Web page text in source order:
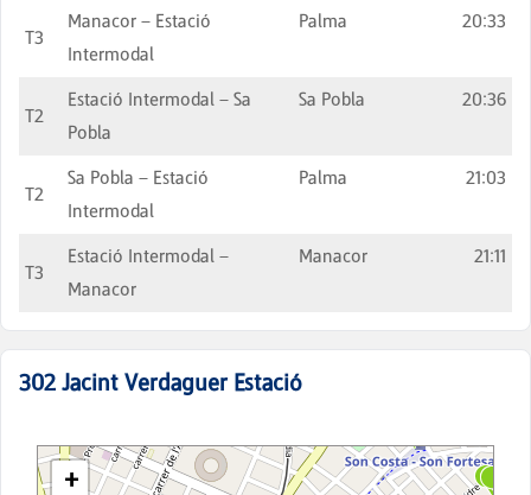
T3
Manacor – Estació
Intermodal
Palma 20:33
T2
Estació Intermodal – Sa
Pobla
Sa Pobla 20:36
T2
Sa Pobla – Estació
Intermodal
Palma 21:03
T3
Estació Intermodal –
Manacor
Manacor 21:11
302 Jacint Verdaguer Estació